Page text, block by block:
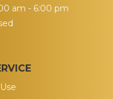
am - 6:00 pm